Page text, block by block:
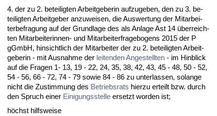
4. der zu 2. be­tei­lig­ten Ar­beit­ge­be­rin auf­zu­ge­ben, den zu 3. be­
tei­lig­ten Ar­beit­ge­ber an­zu­wei­sen, die Aus­wer­tung der Mit­ar­bei­
ter­be­fra­gung auf der Grund­la­ge des als An­la­ge Ast 14 über­reich­
ten Mit­ar­bei­te­rin­nen- und Mit­ar­bei­ter­fra­ge­bo­gens 2015 der P
gGmbH, hin­sicht­lich der Mit­ar­bei­ter der zu 2. be­tei­lig­ten Ar­beit­
ge­be­rin - mit Aus­nah­me der lei­ten­den An­ge­stell­ten - im Hin­blick
auf die Fra­gen 1- 13, 19 - 22, 24, 35, 38, 42, 43, 45 - 48, 50 - 52,
54 - 56, 66 - 72, 74 - 79 so­wie 84 - 86 zu un­ter­las­sen, so­lan­ge
nicht die Zu­stim­mung des Be­triebs­rats hier­zu er­teilt bzw. durch
den Spruch ei­ner Ei­ni­gungs­stel­le er­setzt wor­den ist;
höchst hilfs­wei­se